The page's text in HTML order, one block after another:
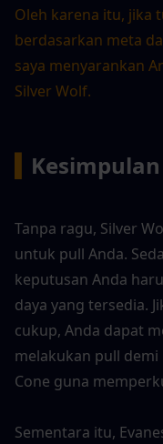
Oleh karena itu, jika
berdasarkan meta
saya menyarankan
Silver Wolf.
Kesimpulan
Tanpa ragu, Silver
untuk pull Anda.
keputusan Anda
daya yang tersedia.
cukup, Anda dapat
melakukan pull
Cone guna
Sementara itu,